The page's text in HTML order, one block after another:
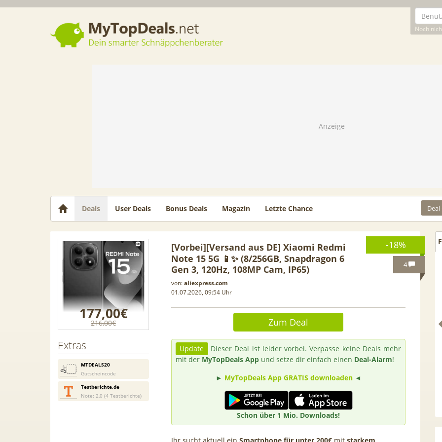
Noch
Dein smarter Schnäppchenberater
Deals User Deals Bonus Deals Magazin Letzte Chance
-18%
4
177,00€
216,00€
Extras
MTDEALS20
Gutscheincode
Testberichte.de
Note: 2,0 (4 Testberichte)
[Vorbei][Versand aus DE] Xiaomi Redmi
Note 15 5G 📱✨ (8/256GB, Snapdragon 6
Gen 3, 120Hz, 108MP Cam, IP65)
von:aliexpress.com
01.07.2026, 09:54 Uhr
Zum Deal
Update
Dieser Deal ist leider vorbei. Verpasse keine Deals mehr
mit der MyTopDeals App und setze dir einfach einen Deal-Alarm!
► MyTopDeals App GRATIS downloaden◄
Schon über 1 Mio. Downloads!
📱 Apple iPhone 17 (256GB) für
199€ + 70GB Vodafone 5G für
80GB für 29,99€ mit GigaKombi
[Eff. GRATIS!] 📲 Samsung
Galaxy S26 (256GB) für 169€ +
50GB 5G Otelo Vodafone Allnet
für 19,99€ + 50€ BONUS
50€ Wechselbonus! 🎉 50GB 5G
Vodafone Allnet für 7,99€ mtl.
| 0,00€ Anschlusskosten |
5,91€